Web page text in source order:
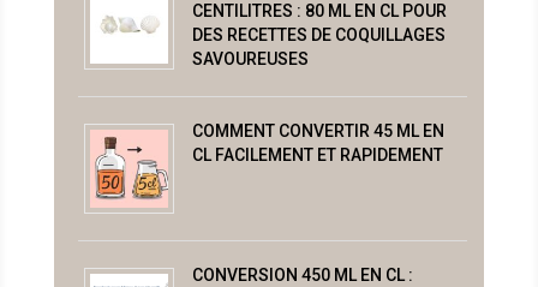
CENTILITRES : 80 ML EN CL POUR
DES RECETTES DE COQUILLAGES
SAVOUREUSES
COMMENT CONVERTIR 45 ML EN
CL FACILEMENT ET RAPIDEMENT
CONVERSION 450 ML EN CL :